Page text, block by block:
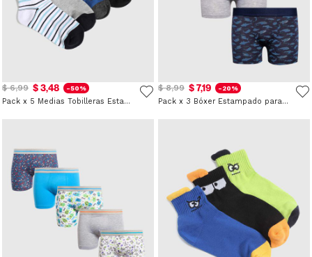
$ 6,99 $ 3,48 -50%
Pack x 5 Medias Tobilleras Estampado Videojuegos para Niño
$ 8,99 $ 7,19 -20%
Pack x 3 Bóxer Estampado para Niño